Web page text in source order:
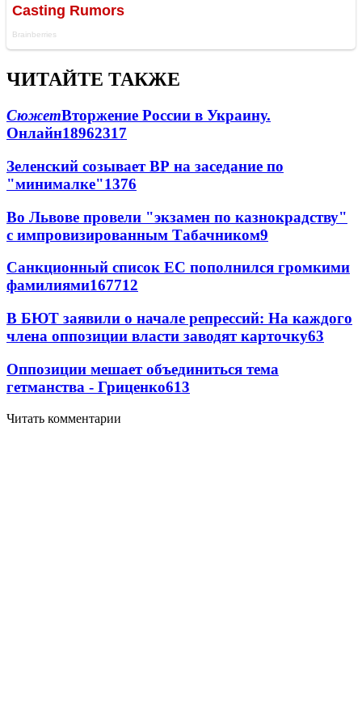
ЧИТАЙТЕ ТАКЖЕ
СюжетВторжение России в Украину.
Онлайн18962317
Зеленский созывает ВР на заседание по
"минималке"1376
Во Львове провели "экзамен по казнокрадству"
с импровизированным Табачником9
Санкционный список ЕС пополнился громкими
фамилиями167712
В БЮТ заявили о начале репрессий: На каждого
члена оппозиции власти заводят карточку63
Оппозиции мешает объединиться тема
гетманства - Гриценко613
Читать комментарии